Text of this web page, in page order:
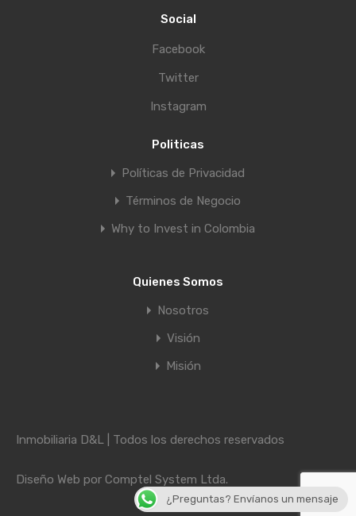
Social
Facebook
Twitter
Instagram
Politicas
Políticas de Privacidad
Términos de Negocio
Why to Invest in Colombia
Quienes Somos
Nosotros
Visión
Misión
Inmobiliaria D&L | Todos los derechos reservados
Diseño Web por Comptel System Ltda.
¿Preguntas? Envíanos un mensaje